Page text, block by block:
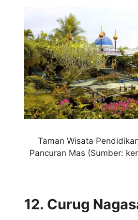
Taman Wisata
Pancuran Mas (Sumber:
12. Curug